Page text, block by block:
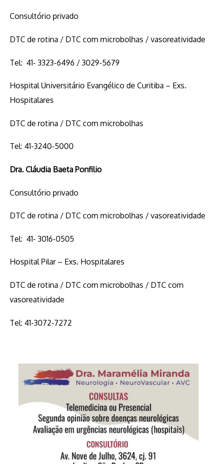
Consultório privado
DTC de rotina / DTC com microbolhas / vasoreatividade
Tel: 41- 3323-6496 / 3029-5679
Hospital Universitário Evangélico de Curitiba – Exs.
Hospitalares
DTC de rotina / DTC com microbolhas
Tel: 41-3240-5000
Dra. Cláudia Baeta Ponfilio
Consultório privado
DTC de rotina / DTC com microbolhas / vasoreatividade
Tel: 41- 3016-0505
Hospital Pilar – Exs. Hospitalares
DTC de rotina / DTC com microbolhas / DTC com
vasoreatividade
Tel: 41-3072-7272